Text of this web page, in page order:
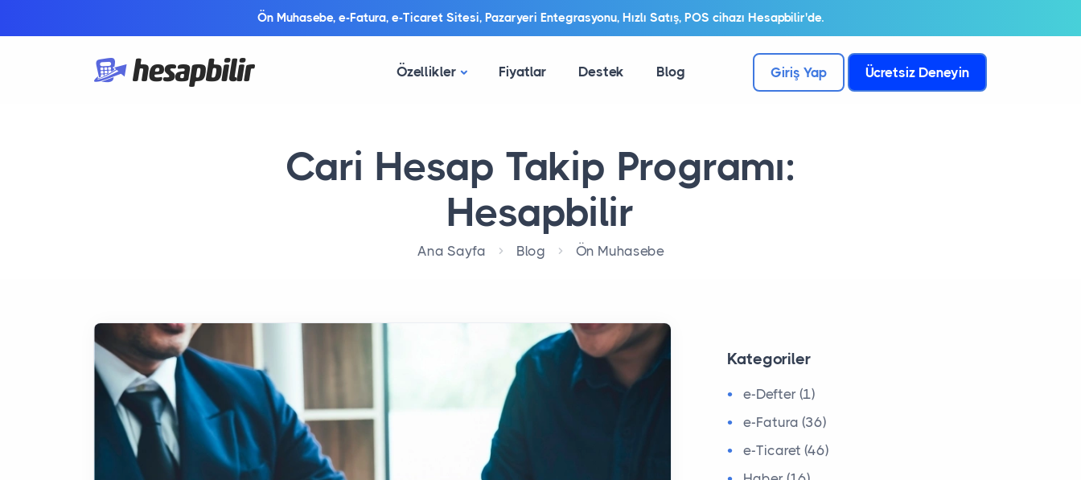
Ön Muhasebe, e-Fatura, e-Ticaret Sitesi, Pazaryeri Entegrasyonu, Hızlı Satış, POS cihazı Hesapbilir'de.
Özellikler Fiyatlar Destek Blog Giriş Yap Ücretsiz Deneyin
Cari Hesap Takip Programı:
Hesapbilir
Ana Sayfa Blog Ön Muhasebe
Kategoriler
e-Defter (1)
e-Fatura (36)
e-Ticaret (46)